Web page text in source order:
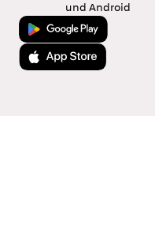
und Android
Jetzt bei Google Play
Laden im App Store